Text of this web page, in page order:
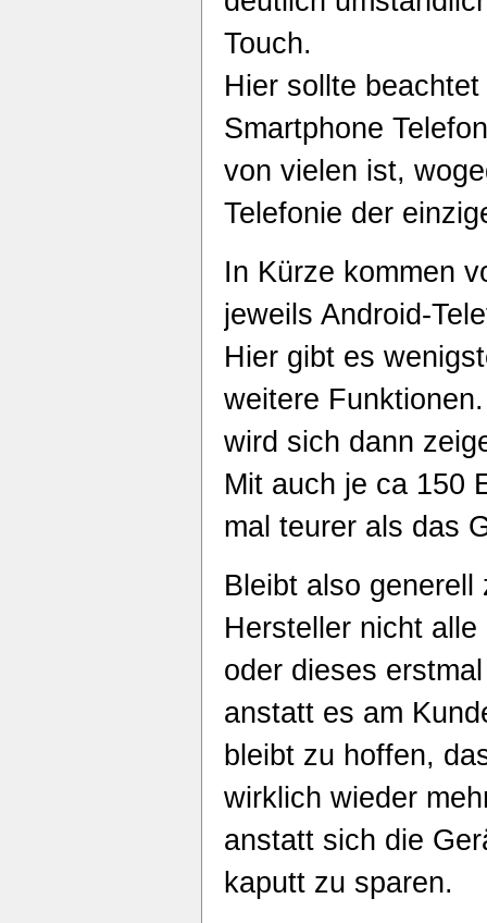
Touch.
Hier sollte
Smartphone
von vielen ist,
Telefonie der
In Kürze kommen
jeweils Android-
Hier gibt es
weitere
wird sich dann
Mit auch je ca 150
mal teurer als das
Bleibt also
Hersteller nicht
oder dieses
anstatt es am
bleibt zu hoffen,
wirklich wieder
anstatt sich die
kaputt zu sparen.